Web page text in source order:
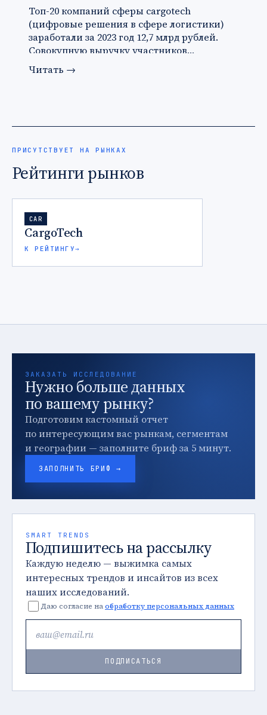
Топ-20 компаний сферы cargotech
(цифровые решения в сфере логистики)
заработали за 2023 год 12,7 млрд рублей.
Совокупную выручку участников…
Читать →
ПРИСУТСТВУЕТ НА РЫНКАХ
Рейтинги рынков
CAR
CargoTech
К РЕЙТИНГУ→
ЗАКАЗАТЬ ИССЛЕДОВАНИЕ
Нужно больше данных
по вашему рынку?
Подготовим кастомный отчет
по интересующим вас рынкам, сегментам
и географии — заполните бриф за 5 минут.
ЗАПОЛНИТЬ БРИФ →
SMART TRENDS
Подпишитесь на рассылку
Каждую неделю — выжимка самых
интересных трендов и инсайтов из всех
наших исследований.
Даю согласие наобработку персональных данных
ПОДПИСАТЬСЯ